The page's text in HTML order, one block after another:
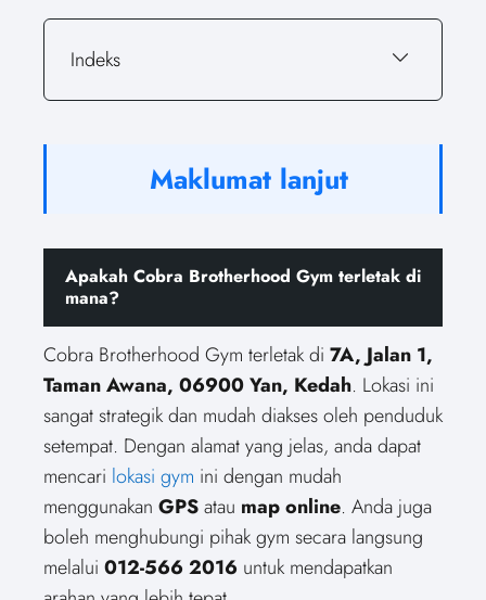
Indeks
Maklumat lanjut
Apakah Cobra Brotherhood Gym terletak di
mana?
Cobra Brotherhood Gym terletak di 7A, Jalan 1,
Taman Awana, 06900 Yan, Kedah. Lokasi ini
sangat strategik dan mudah diakses oleh penduduk
setempat. Dengan alamat yang jelas, anda dapat
mencari lokasi gym ini dengan mudah
menggunakan GPSatau map online. Anda juga
boleh menghubungi pihak gym secara langsung
melalui 012-566 2016 untuk mendapatkan